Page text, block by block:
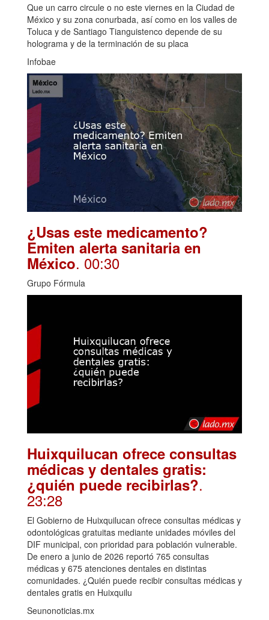
Que un carro circule o no este viernes en la Ciudad de
México y su zona conurbada, así como en los valles de
Toluca y de Santiago Tianguistenco depende de su
holograma y de la terminación de su placa
Infobae
¿Usas este medicamento?
Emiten alerta sanitaria en
México. 00:30
Grupo Fórmula
Huixquilucan ofrece consultas
médicas y dentales gratis:
¿quién puede recibirlas?.
23:28
El Gobierno de Huixquilucan ofrece consultas médicas y
odontológicas gratuitas mediante unidades móviles del
DIF municipal, con prioridad para población vulnerable.
De enero a junio de 2026 reportó 765 consultas
médicas y 675 atenciones dentales en distintas
comunidades. ¿Quién puede recibir consultas médicas y
dentales gratis en Huixquilu
Seunonoticias.mx